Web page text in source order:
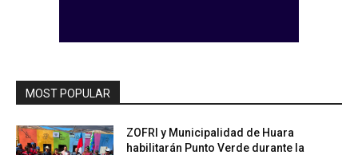
MOST POPULAR
ZOFRI y Municipalidad de Huara
habilitarán Punto Verde durante la